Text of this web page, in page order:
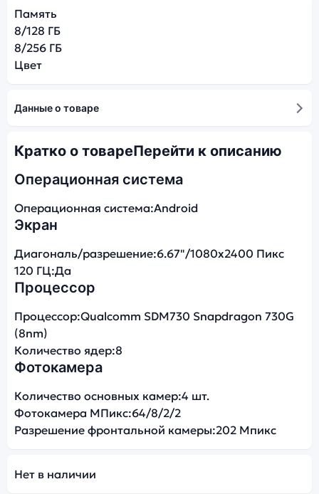
Память
8/128 ГБ
8/256 ГБ
Цвет
Данные о товаре
Кратко о товареПерейти к описанию
Операционная система
Операционная система:Android
Экран
Диагональ/разрешение:6.67"/1080x2400 Пикс
120 ГЦ:Да
Процессор
Процессор:Qualcomm SDM730 Snapdragon 730G
(8nm)
Количество ядер:8
Фотокамера
Количество основных камер:4 шт.
Фотокамера МПикс:64/8/2/2
Разрешение фронтальной камеры:202 Мпикс
Нет в наличии